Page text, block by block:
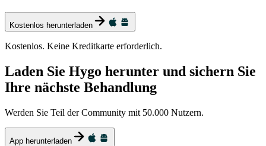
Kostenlos herunterladen
Kostenlos. Keine Kreditkarte erforderlich.
Laden Sie Hygo herunter und sichern Sie
Ihre nächste Behandlung
Werden Sie Teil der Community mit 50.000 Nutzern.
App herunterladen